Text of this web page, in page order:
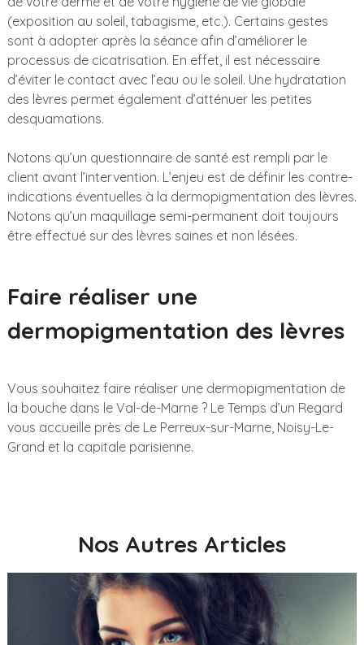
(exposition au soleil, tabagisme, etc.). Certains gestes
sont à adopter après la séance afin d’améliorer le
processus de cicatrisation. En effet, il est nécessaire
d’éviter le contact avec l’eau ou le soleil. Une hydratation
des lèvres permet également d’atténuer les petites
desquamations.
Notons qu’un questionnaire de santé est rempli par le
client avant l’intervention. L’enjeu est de définir les contre-
indications éventuelles à la dermopigmentation des lèvres.
Notons qu’un maquillage semi-permanent doit toujours
être effectué sur des lèvres saines et non lésées.
Faire réaliser une
dermopigmentation des lèvres
Vous souhaitez faire réaliser une dermopigmentation de
la bouche dans le Val-de-Marne ? Le Temps d’un Regard
vous accueille près de Le Perreux-sur-Marne, Noisy-Le-
Grand et la capitale parisienne.
Nos Autres Articles